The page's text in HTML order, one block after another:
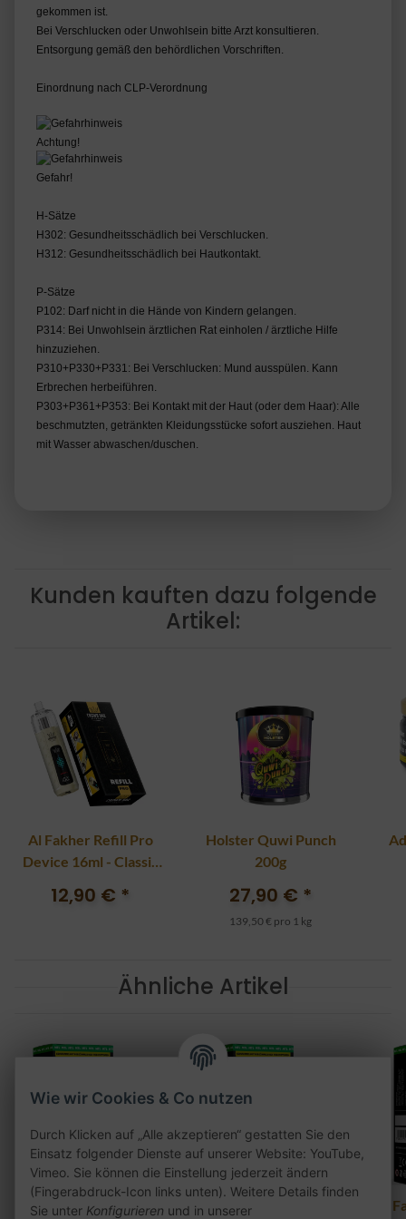
gekommen ist.
Bei Verschlucken oder Unwohlsein bitte Arzt konsultieren.
Entsorgung gemäß den behördlichen Vorschriften.
Einordnung nach CLP-Verordnung
Achtung!
Gefahr!
H-Sätze
H302: Gesundheitsschädlich bei Verschlucken.
H312: Gesundheitsschädlich bei Hautkontakt.
P-Sätze
P102: Darf nicht in die Hände von Kindern gelangen.
P314: Bei Unwohlsein ärztlichen Rat einholen / ärztliche Hilfe
hinzuziehen.
P310+P330+P331: Bei Verschlucken: Mund ausspülen. Kann
Erbrechen herbeiführen.
P303+P361+P353: Bei Kontakt mit der Haut (oder dem Haar): Alle
beschmutzten, getränkten Kleidungsstücke sofort ausziehen. Haut
mit Wasser abwaschen/duschen.
Kunden kauften dazu folgende
Artikel:
Al Fakher Refill Pro
Device 16ml - Classic
12,90 € *
Holster Quwi Punch
200g
27,90 € *
139,50 € pro 1 kg
Ähnliche Artikel
Al Fakher Pod 2er Pack
Al Fakher Pod 2er Pack
Al
Wie wir Cookies & Co nutzen
Durch Klicken auf „Alle akzeptieren“ gestatten Sie den
Einsatz folgender Dienste auf unserer Website: YouTube,
Vimeo. Sie können die Einstellung jederzeit ändern
(Fingerabdruck-Icon links unten). Weitere Details finden
Sie unter Konfigurieren und in unserer